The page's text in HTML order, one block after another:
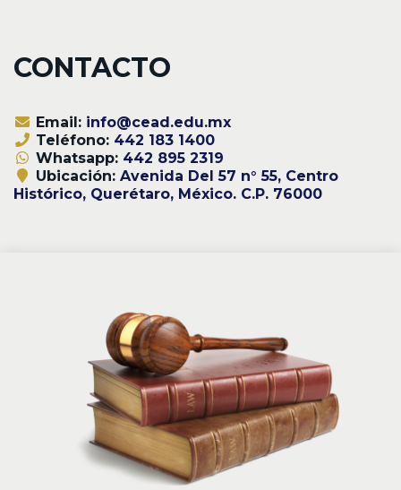
CONTACTO
Email: info@cead.edu.mx
Teléfono: 442 183 1400
Whatsapp: 442 895 2319
Ubicación: Avenida Del 57 n° 55, Centro
Histórico, Querétaro, México. C.P. 76000